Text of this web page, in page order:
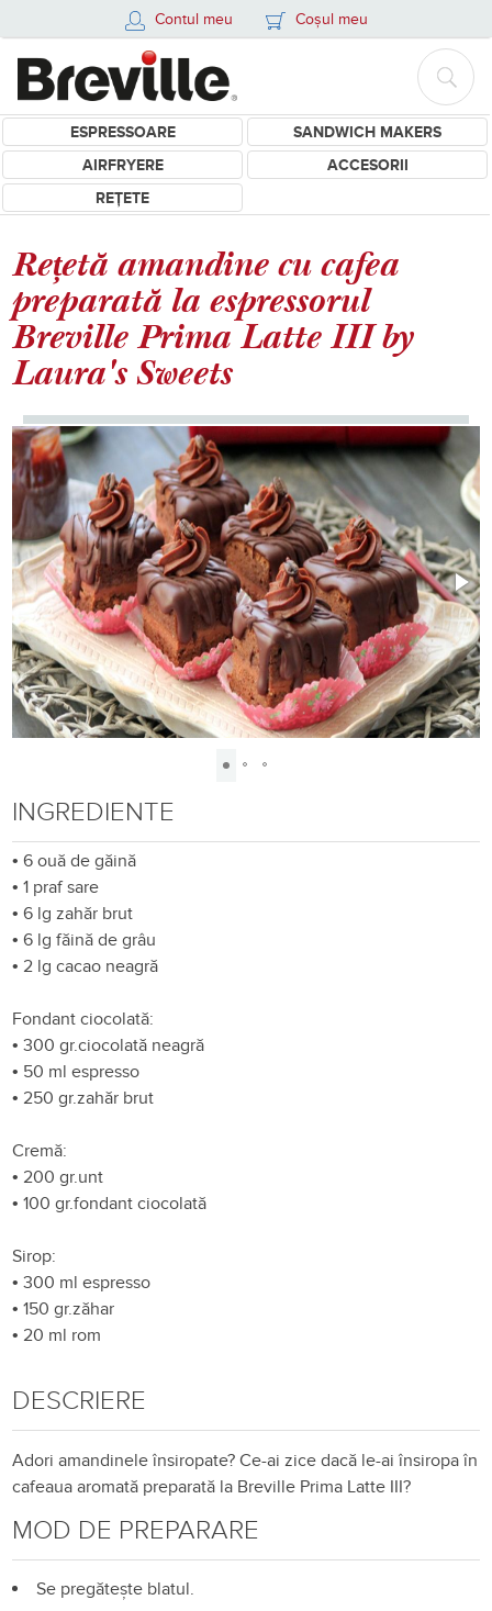
Contul meu Coșul meu
ESPRESSOARE
SANDWICH MAKERS
AIRFRYERE
ACCESORII
REȚETE
Rețetă amandine cu cafea
preparată la espressorul
Breville Prima Latte III by
Laura's Sweets
INGREDIENTE
•6 ouă de găină
•1 praf sare
•6 lg zahăr brut
•6 lg făină de grâu
• 2 lg cacao neagră
Fondant ciocolată:
•300 gr.ciocolată neagră
• 50 ml espresso
• 250 gr.zahăr brut
Cremă:
• 200 gr.unt
•100 gr.fondant ciocolată
Sirop:
•300 ml espresso
•150 gr.zăhar
• 20 ml rom
DESCRIERE
Adori amandinele însiropate? Ce-ai zice dacă le-ai însiropa în
cafeaua aromată preparată la Breville Prima Latte III?
MOD DE PREPARARE
Se pregătește blatul.